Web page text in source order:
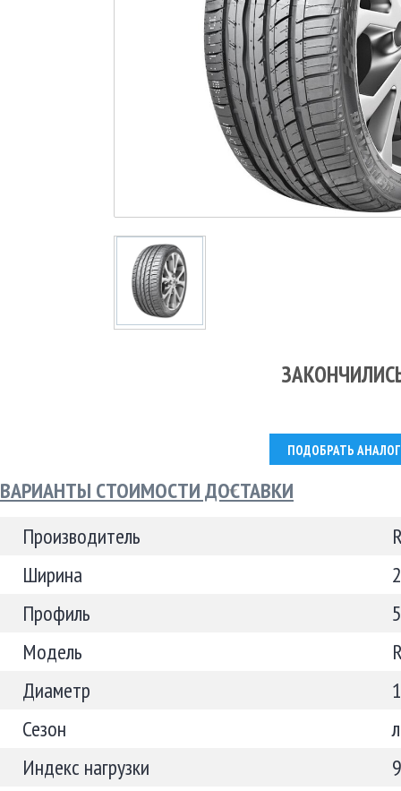
ПОДОБРАТЬ АНАЛОГ
ВАРИАНТЫ СТОИМОСТИ ДОСТАВКИ
Производитель
Ширина
Профиль
Модель
Диаметр
Сезон
Индекс нагрузки